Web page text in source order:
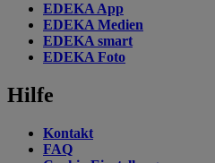
EDEKA App
EDEKA Medien
EDEKA smart
EDEKA Foto
Hilfe
Kontakt
FAQ